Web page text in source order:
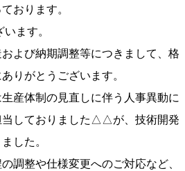
おります。
ます。
よび納期調整等につきまして、格
りがとうございます。
産体制の見直しに伴う人事異動に
当しておりました△△が、技術開発
した。
整や仕様変更へのご対応など、